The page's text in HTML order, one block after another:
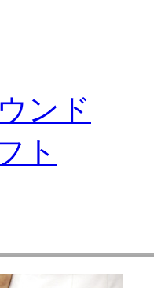
ンド
ト